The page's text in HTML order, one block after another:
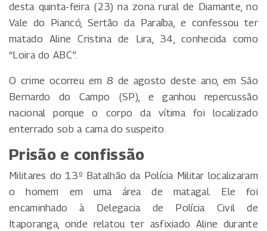
desta quinta-feira (23) na zona rural de Diamante, no
Vale do Piancó, Sertão da Paraíba, e confessou ter
matado Aline Cristina de Lira, 34, conhecida como
“Loira do ABC”.
O crime ocorreu em 8 de agosto deste ano, em São
Bernardo do Campo (SP), e ganhou repercussão
nacional porque o corpo da vítima foi localizado
enterrado sob a cama do suspeito.
Prisão e confissão
Militares do 13º Batalhão da Polícia Militar localizaram
o homem em uma área de matagal. Ele foi
encaminhado à Delegacia de Polícia Civil de
Itaporanga, onde relatou ter asfixiado Aline durante